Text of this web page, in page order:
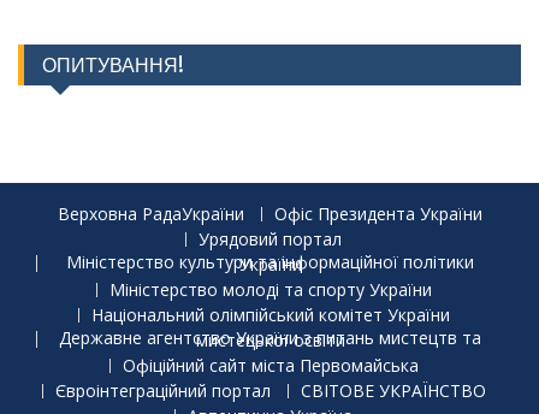
ОПИТУВАННЯ!
Верховна РадаУкраїни
Офіс Президента України
Урядовий портал
Міністерство культури та інформаційної політики України
Міністерство молоді та спорту України
Національний олімпійський комітет України
Державне агентство України з питань мистецтв та мистецької освіти
Офіційний сайт міста Первомайська
Євроінтеграційний портал
СВІТОВЕ УКРАЇНСТВО